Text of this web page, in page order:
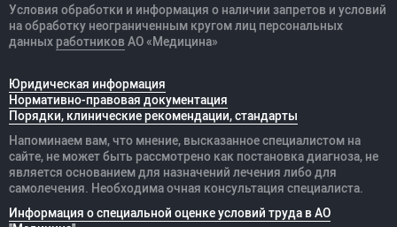
Условия обработки и информация о наличии запретов и условий
на обработку неограниченным кругом лиц персональных
данных работников АО «Медицина»
Юридическая информация
Нормативно-правовая документация
Порядки, клинические рекомендации, стандарты
Напоминаем вам, что мнение, высказанное специалистом на
сайте, не может быть рассмотрено как постановка диагноза, не
является основанием для назначений лечения либо для
самолечения. Необходима очная консультация специалиста.
Информация о специальной оценке условий труда в АО